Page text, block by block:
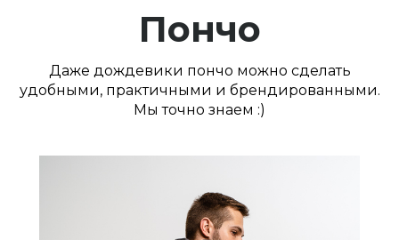
Пончо
Даже дождевики пончо можно сделать
удобными, практичными и брендированными.
Мы точно знаем :)